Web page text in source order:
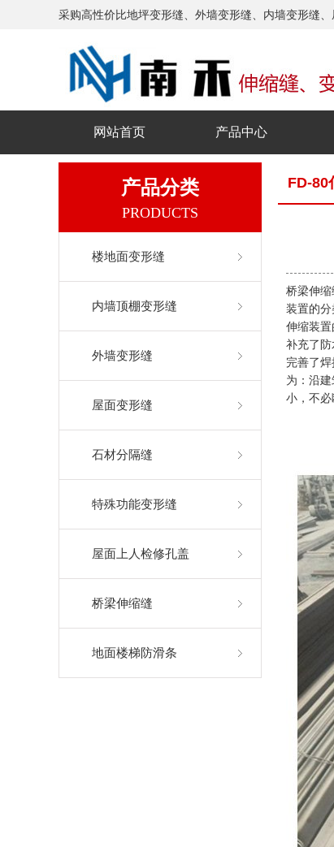
采购高性价比地坪变形缝、外墙变形缝、内墙变形缝
网站首页 产品中心
产品分类
PRODUCTS
楼地面变形缝
内墙顶棚变形缝
外墙变形缝
屋面变形缝
石材分隔缝
特殊功能变形缝
屋面上人检修孔盖
桥梁伸缩缝
地面楼梯防滑条
FD-80
桥梁伸
装置的
伸缩装
补充了
完善了
为：沿
小，不